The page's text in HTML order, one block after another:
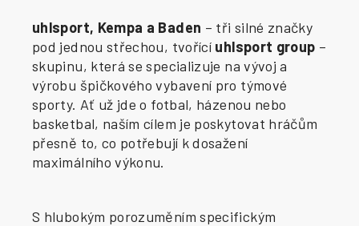
uhlsport, Kempa a Baden – tři silné značky
pod jednou střechou, tvořící uhlsport group –
skupinu, která se specializuje na vývoj a
výrobu špičkového vybavení pro týmové
sporty. Ať už jde o fotbal, házenou nebo
basketbal, naším cílem je poskytovat hráčům
přesně to, co potřebují k dosažení
maximálního výkonu.
S hlubokým porozuměním specifickým